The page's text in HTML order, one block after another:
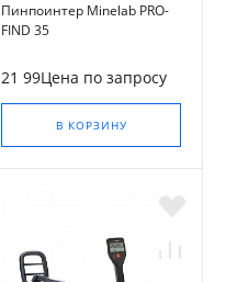
Пинпоинтер Minelab PRO-
FIND 35
21 99Цена по запросу
В КОРЗИНУ